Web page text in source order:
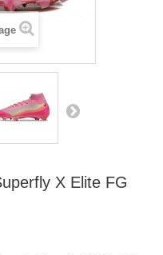
X Elite FG